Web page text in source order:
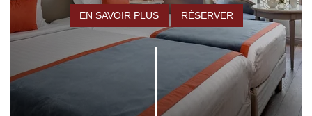
EN SAVOIR PLUS RÉSERVER